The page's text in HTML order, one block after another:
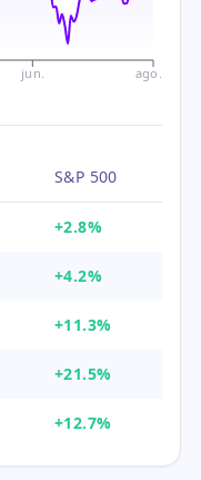
jun. ago.
S&P 500
+2.8%
+4.2%
+11.3%
+21.5%
+12.7%